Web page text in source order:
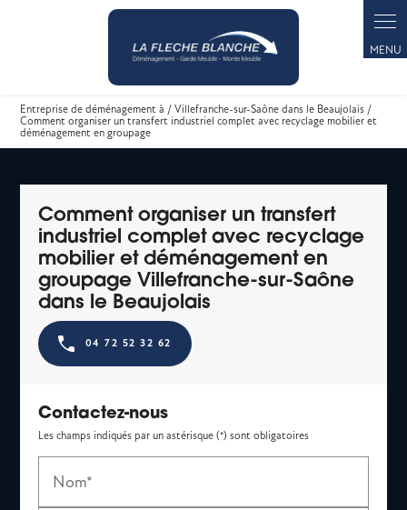
Entreprise de déménagement à / Villefranche-sur-Saône dans le Beaujolais /
Comment organiser un transfert industriel complet avec recyclage mobilier et
déménagement en groupage
Comment organiser un transfert
industriel complet avec recyclage
mobilier et déménagement en
groupage Villefranche-sur-Saône
dans le Beaujolais
04 72 52 32 62
Contactez-nous
Les champs indiqués par un astérisque (*) sont obligatoires
Nom*
Panneau de gestion des cookies